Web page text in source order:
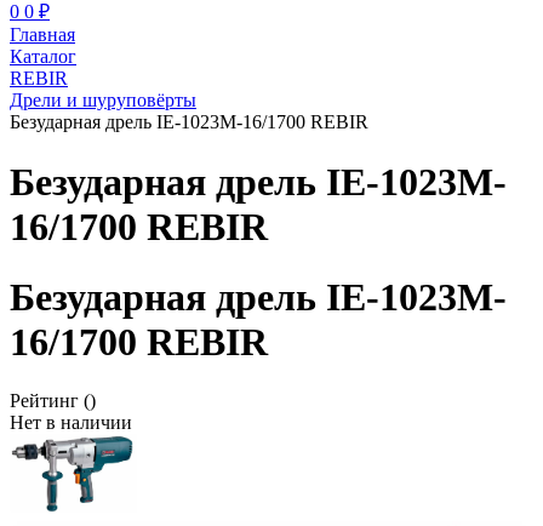
0 0 ₽
Главная
Каталог
REBIR
Дрели и шуруповёрты
Безударная дрель IE-1023M-16/1700 REBIR
Безударная дрель IE-1023M-
16/1700 REBIR
Безударная дрель IE-1023M-
16/1700 REBIR
Рейтинг ()
Нет в наличии